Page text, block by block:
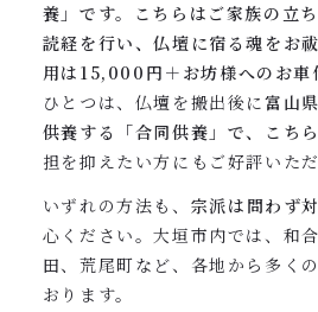
養」です。こちらはご家族の立
読経を行い、仏壇に宿る魂をお
用は15,000円＋お坊様へのお車
ひとつは、仏壇を搬出後に富山
供養する「合同供養」で、こち
担を抑えたい方にもご好評いた
いずれの方法も、 宗派は問わず
心ください。大垣市内では、和
田、荒尾町など、各地から多く
おります。